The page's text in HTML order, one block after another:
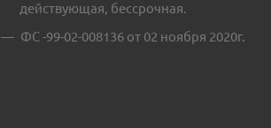
действующая, бессрочная.
ФС -99-02-008136 от 02 ноября 2020г.